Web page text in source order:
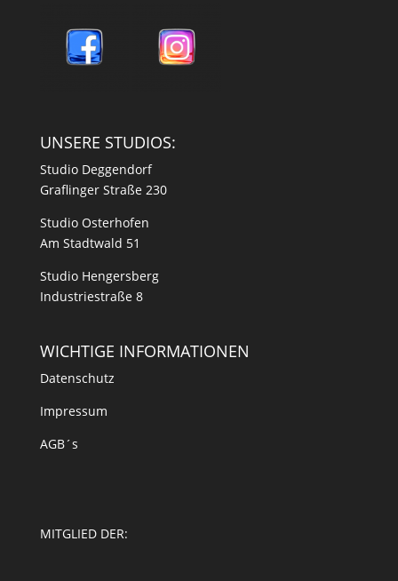
UNSERE STUDIOS:
Studio Deggendorf
Graflinger Straße 230
Studio Osterhofen
Am Stadtwald 51
Studio Hengersberg
Industriestraße 8
WICHTIGE INFORMATIONEN
Datenschutz
Impressum
AGB´s
MITGLIED DER: